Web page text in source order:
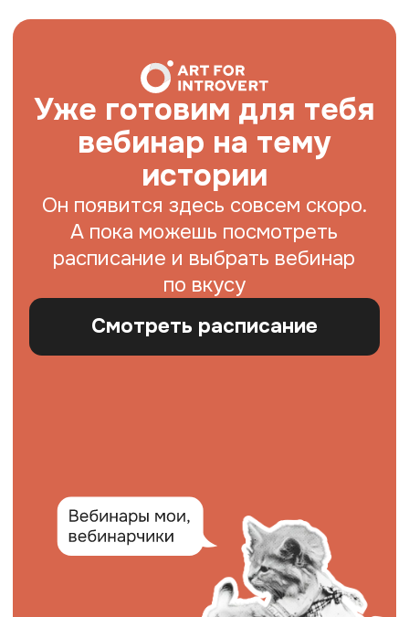
Уже готовим для тебя
вебинар на тему
истории
Он появится здесь совсем скоро.
А пока можешь посмотреть
расписание и выбрать вебинар
по вкусу
Смотреть расписание